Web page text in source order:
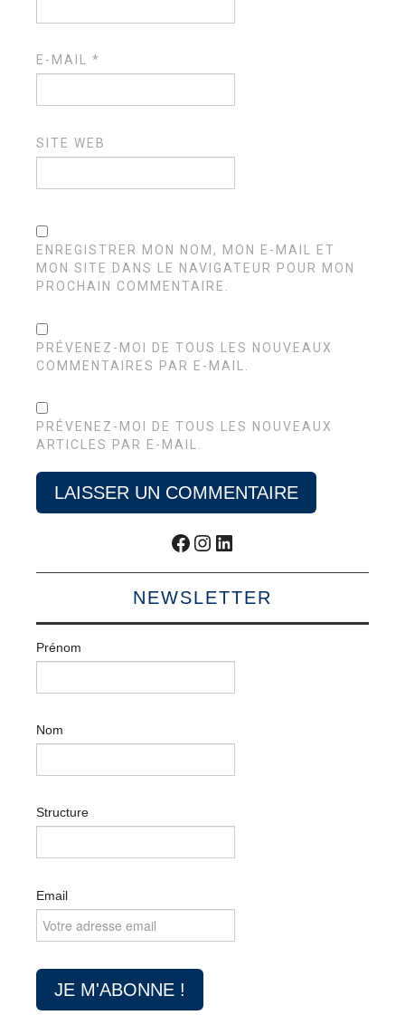
E-MAIL*
SITE WEB
ENREGISTRER MON NOM, MON E-MAIL ET
MON SITE DANS LE NAVIGATEUR POUR MON
PROCHAIN COMMENTAIRE.
PRÉVENEZ-MOI DE TOUS LES NOUVEAUX
COMMENTAIRES PAR E-MAIL.
PRÉVENEZ-MOI DE TOUS LES NOUVEAUX
ARTICLES PAR E-MAIL.
Facebook
Instagram
LinkedIn
NEWSLETTER
Prénom
Nom
Structure
Email